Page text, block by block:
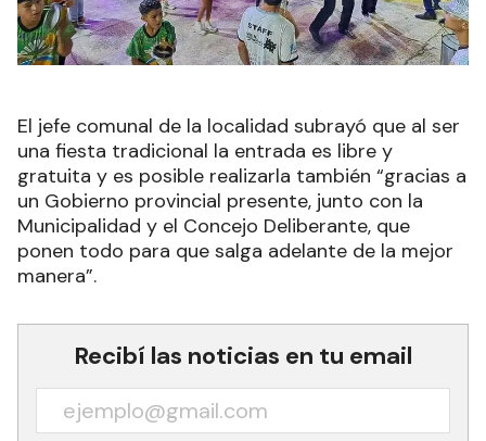
El jefe comunal de la localidad subrayó que al ser
una fiesta tradicional la entrada es libre y
gratuita y es posible realizarla también “gracias a
un Gobierno provincial presente, junto con la
Municipalidad y el Concejo Deliberante, que
ponen todo para que salga adelante de la mejor
manera”.
Recibí las noticias en tu email